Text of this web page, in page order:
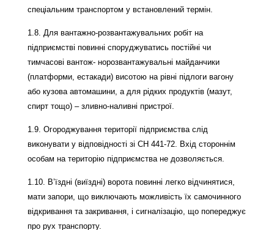
спеціальним транспортом у встановлений термін.
1.8. Для вантажно-розвантажувальних робіт на
підприємстві повинні споруджуватись постійні чи
тимчасові вантож- норозвантажувальні майданчики
(платформи, естакади) висотою на рівні підлоги вагону
або кузова автомашини, а для рідких продуктів (мазут,
спирт тощо) – зливно-наливні пристрої.
1.9. Огороджування території підприємства слід
виконувати у відповідності зі СН 441-72. Вхід стороннім
особам на територію підприємства не дозволяється.
1.10. В’їздні (виїздні) ворота повинні легко відчинятися,
мати запори, що виключають можливість їх самочинного
відкривання та закривання, і сигналізацію, що попереджує
про рух транспорту.